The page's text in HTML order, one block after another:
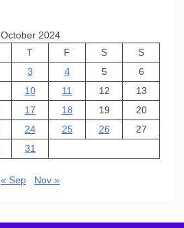
October 2024
T F S
S
3 4 5
6
10 11 12
13
17 18 19
20
24 25 26
27
31
« Sep Nov »